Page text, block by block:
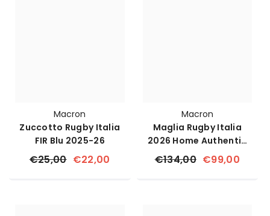
Macron
Zuccotto Rugby Italia
FIR Blu 2025-26
€25,00 €22,00
Macron
Maglia Rugby Italia
2026 Home Authentic
Body Fit Macron
€134,00 €99,00